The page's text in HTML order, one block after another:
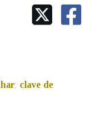
CORPORATIVA
ADALID
PALABRAS
, clave de